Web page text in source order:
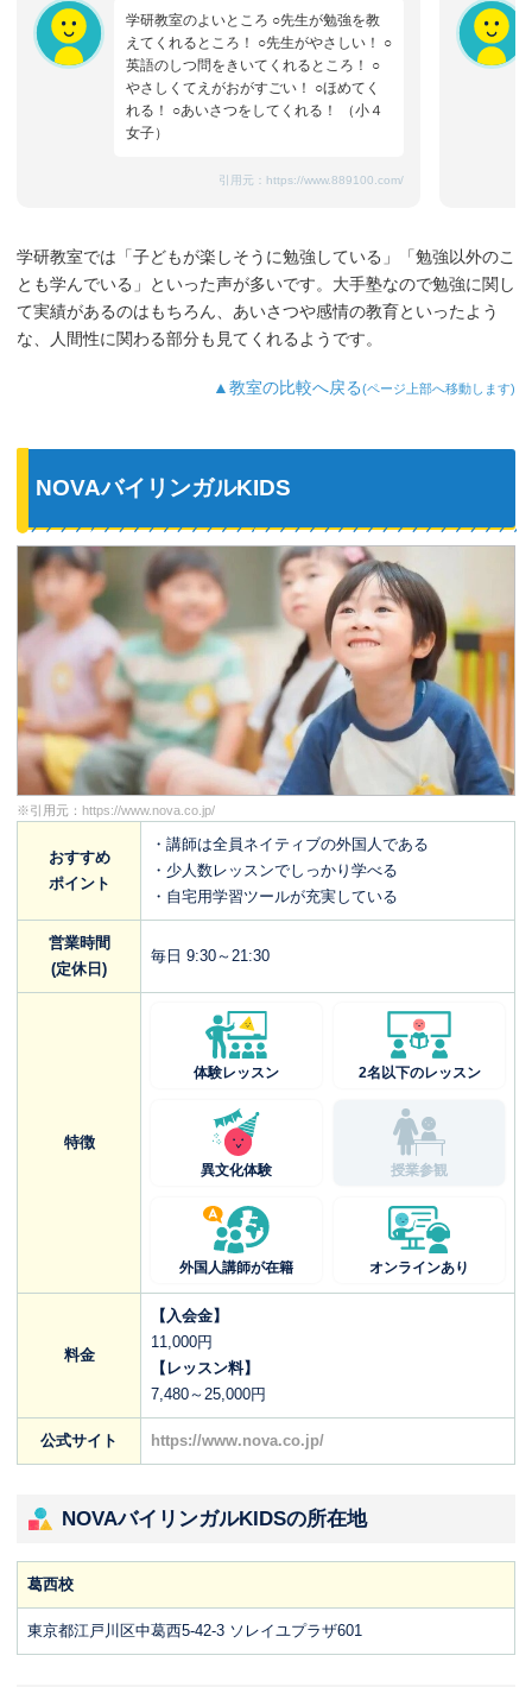
学研教室のよいところ ○先生が勉強を教
えてくれるところ！ ○先生がやさしい！ ○
英語のしつ問をきいてくれるところ！ ○
やさしくてえがおがすごい！ ○ほめてく
れる！ ○あいさつをしてくれる！ （小４
女子）
引用元： https://www.889100.com/
学研教室では「子どもが楽しそうに勉強している」「勉強以外のこ
とも学んでいる」といった声が多いです。大手塾なので勉強に関し
て実績があるのはもちろん、あいさつや感情の教育といったよう
な、人間性に関わる部分も見てくれるようです。
▲教室の比較へ戻る(ページ上部へ移動します)
NOVAバイリンガルKIDS
※引用元： https://www.nova.co.jp/
おすすめ
ポイント
・講師は全員ネイティブの外国人である
・少人数レッスンでしっかり学べる
・自宅用学習ツールが充実している
営業時間
(定休日)
毎日 9:30～21:30
特徴
体験レッスン 2名以下のレッスン
異文化体験 授業参観
外国人講師が在籍 オンラインあり
料金
【入会金】
11,000円
【レッスン料】
7,480～25,000円
公式サイト https://www.nova.co.jp/
NOVAバイリンガルKIDSの所在地
葛西校
東京都江戸川区中葛西5-42-3 ソレイユプラザ601